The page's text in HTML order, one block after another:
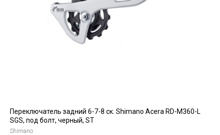
Переключатель задний 6-7-8 ск. Shimano Acera RD-M360-L
SGS, под болт, черный, ST
Shimano